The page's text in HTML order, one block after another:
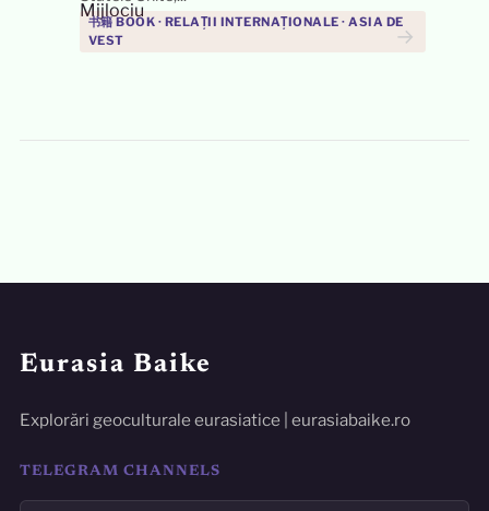
书籍 BOOK · RELAȚII INTERNAȚIONALE · ASIA DE
VEST
→
Eurasia Baike
Explorări geoculturale eurasiatice | eurasiabaike.ro
TELEGRAM CHANNELS